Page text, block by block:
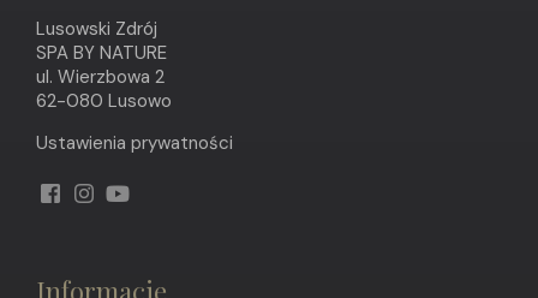
Lusowski Zdrój
SPA BY NATURE
ul. Wierzbowa 2
62-080 Lusowo
Ustawienia prywatności
Informacje